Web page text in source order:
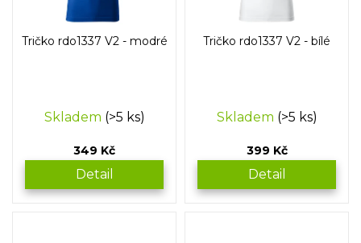
Tričko rdo1337 V2 - modré
Skladem (>5 ks)
349 Kč
Detail
Tričko rdo1337 V2 - bílé
Skladem (>5 ks)
399 Kč
Detail